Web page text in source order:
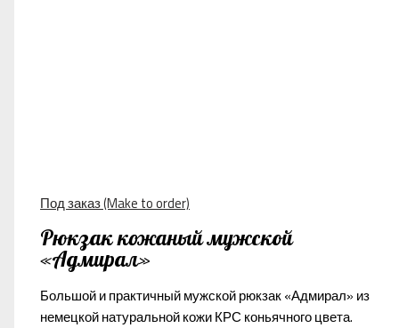
Под заказ (Make to order)
Рюкзак кожаный мужской
«Адмирал»
Большой и практичный мужской рюкзак «Адмирал» из
немецкой натуральной кожи КРС коньячного цвета.